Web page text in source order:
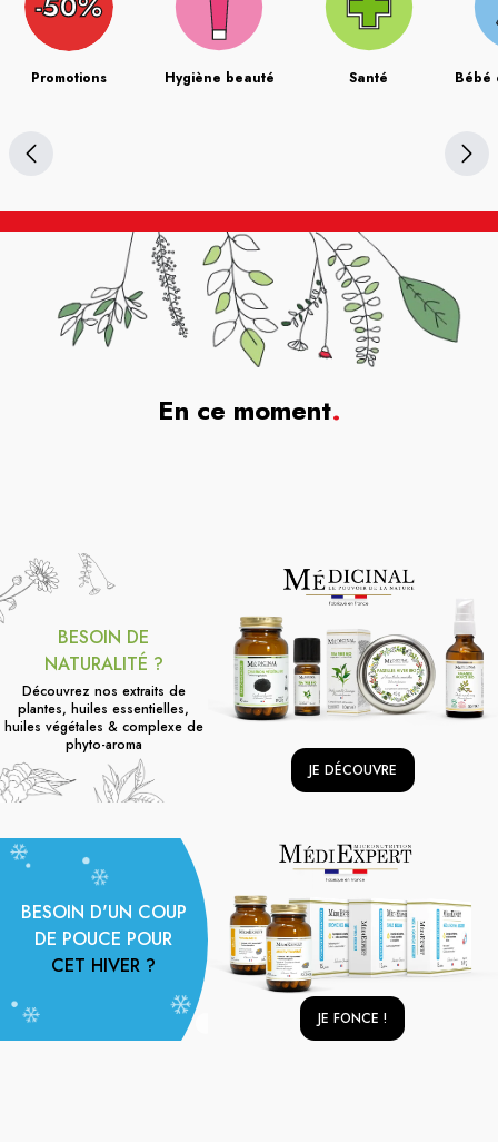
Promotions Hygiène beauté Santé Bébé
En ce moment.
BESOIN DE
NATURALITÉ ?
Découvrez nos extraits de
plantes, huiles essentielles,
huiles végétales & complexe de
phyto-aroma
JE DÉCOUVRE
BESOIN D'UN COUP
DE POUCE POUR
CET HIVER ?
JE FONCE !